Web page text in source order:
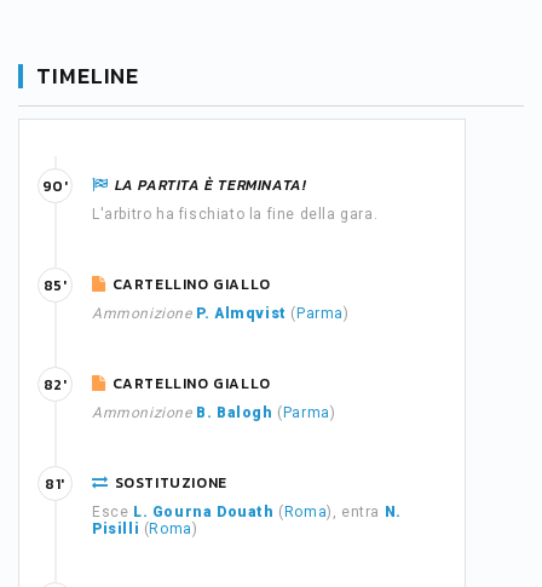
TIMELINE
LA PARTITA È TERMINATA!
L'arbitro ha fischiato la fine della gara.
90'
CARTELLINO GIALLO
Ammonizione P. Almqvist ( Parma)
85'
CARTELLINO GIALLO
Ammonizione B. Balogh ( Parma)
82'
SOSTITUZIONE
Esce L. Gourna Douath ( Roma), entra
N.
Pisilli ( Roma)
81'